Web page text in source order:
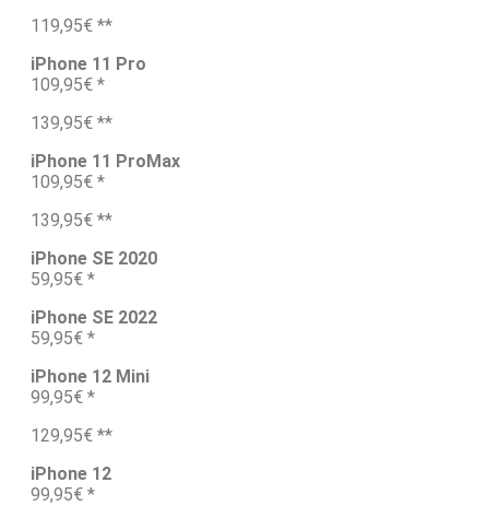
119,95€ **
iPhone 11 Pro
109,95€ *
139,95€ **
iPhone 11 ProMax
109,95€ *
139,95€ **
iPhone SE 2020
59,95€ *
iPhone SE 2022
59,95€ *
iPhone 12 Mini
99,95€ *
129,95€ **
iPhone 12
99,95€ *